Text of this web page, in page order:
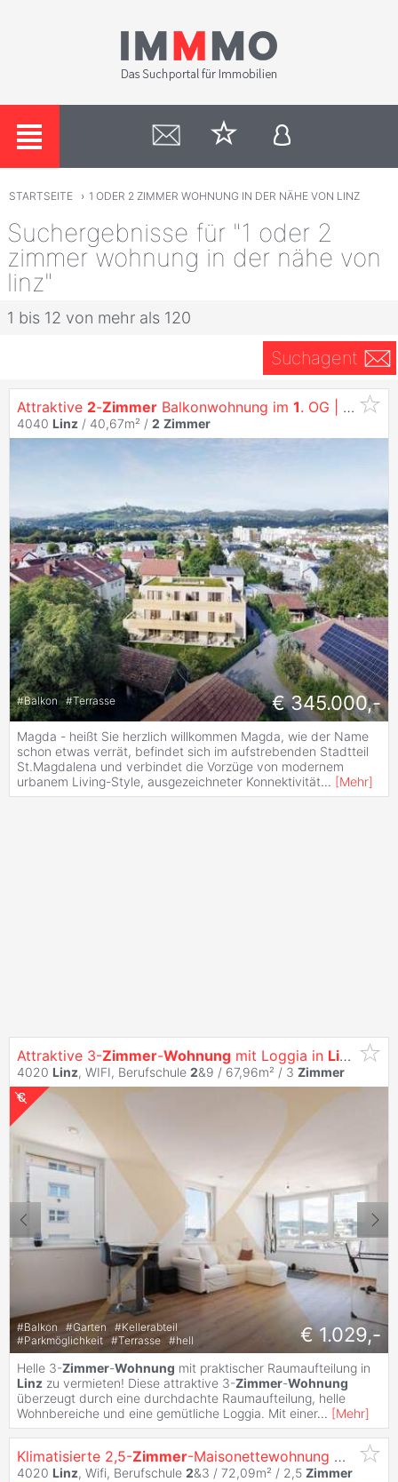
STARTSEITE › 1 ODER 2 ZIMMER WOHNUNG IN DER NÄHE VON LINZ
Suchergebnisse für "1 oder 2
zimmer wohnung in der nähe von
linz"
1 bis 12 von mehr als 120
Suchagent
Attraktive 2-Zimmer Balkonwohnung im 1. OG | MAGDA
4040 Linz / 40,67m² / 2 Zimmer
#Balkon #Terrasse € 345.000,-
Magda - heißt Sie herzlich willkommen Magda, wie der Name
schon etwas verrät, befindet sich im aufstrebenden Stadtteil
St.Magdalena und verbindet die Vorzüge von modernem
urbanem Living-Style, ausgezeichneter Konnektivität... [Mehr]
Attraktive 3-Zimmer-Wohnung mit Loggia in Linz zu
4020 Linz, WIFI, Berufschule 2&9 / 67,96m² / 3 Zimmer
#Balkon #Garten #Kellerabteil
#Parkmöglichkeit #Terrasse #hell € 1.029,-
Helle 3-Zimmer-Wohnung mit praktischer Raumaufteilung in
Linz zu vermieten! Diese attraktive 3-Zimmer-Wohnung
überzeugt durch eine durchdachte Raumaufteilung, helle
Wohnbereiche und eine gemütliche Loggia. Mit einer... [Mehr]
Klimatisierte 2,5-Zimmer-Maisonettewohnung mit moderner Einbauküche und Balkon in
4020 Linz, Wifi, Berufschule 2&3 / 72,09m² / 2,5 Zimmer